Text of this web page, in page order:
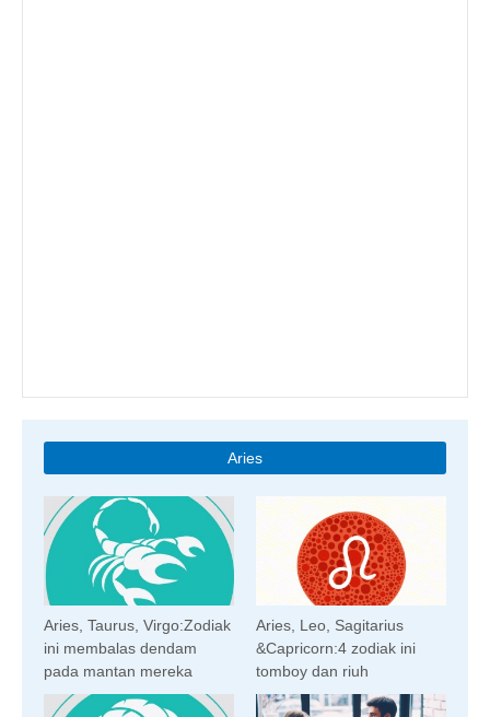
Aries
Aries, Taurus, Virgo:Zodiak
ini membalas dendam
pada mantan mereka
Aries, Leo, Sagitarius
&Capricorn:4 zodiak ini
tomboy dan riuh